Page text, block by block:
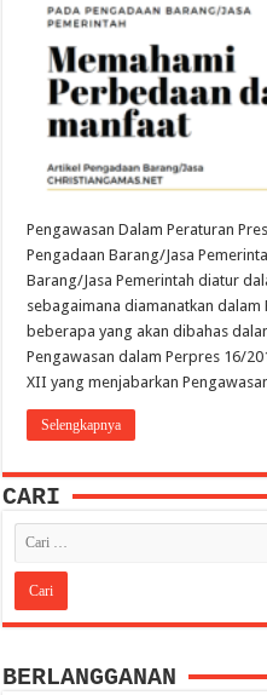
Pengawasan Dalam Peraturan
Pengadaan Barang/Jasa
Barang/Jasa Pemerintah diatur
sebagaimana diamanatkan
beberapa yang akan dibahas
Pengawasan dalam Perpres 16/
XII yang menjabarkan
Selengkapnya
CARI
BERLANGGANAN